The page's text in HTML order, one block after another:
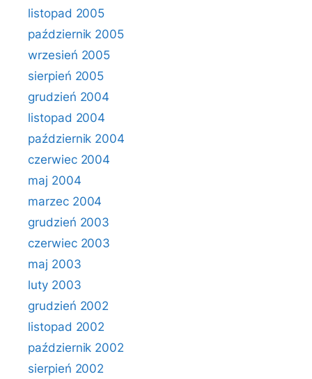
listopad 2005
październik 2005
wrzesień 2005
sierpień 2005
grudzień 2004
listopad 2004
październik 2004
czerwiec 2004
maj 2004
marzec 2004
grudzień 2003
czerwiec 2003
maj 2003
luty 2003
grudzień 2002
listopad 2002
październik 2002
sierpień 2002